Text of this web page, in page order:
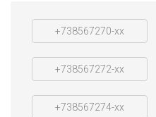
+738567270-xx
+738567272-xx
+738567274-xx